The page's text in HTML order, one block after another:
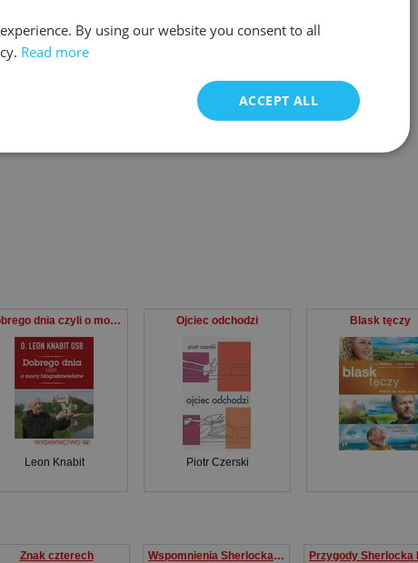
NABYLI RÓWNIEŻ
Dobrego dnia czyli o mocy błogoslawieństw
Leon Knabit
Ojciec odchodzi
Piotr Czerski
Blask tęczy
Znak czterech Wspomnienia Sherlocka Holmesa
By using our website you consent to all
Read more
ACCEPT ALL